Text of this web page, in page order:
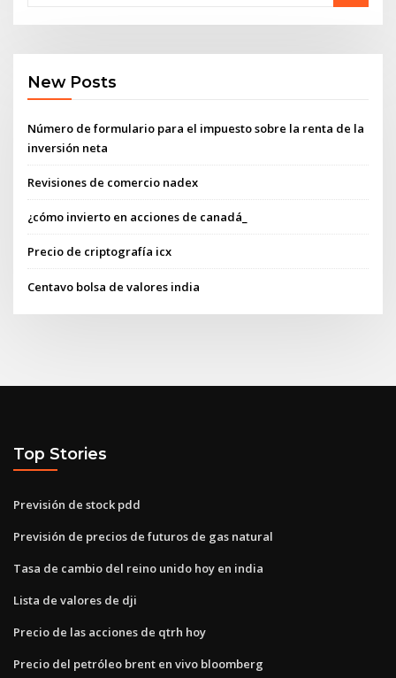
New Posts
Número de formulario para el impuesto sobre la renta de la
inversión neta
Revisiones de comercio nadex
¿cómo invierto en acciones de canadá_
Precio de criptografía icx
Centavo bolsa de valores india
Top Stories
Previsión de stock pdd
Previsión de precios de futuros de gas natural
Tasa de cambio del reino unido hoy en india
Lista de valores de dji
Precio de las acciones de qtrh hoy
Precio del petróleo brent en vivo bloomberg